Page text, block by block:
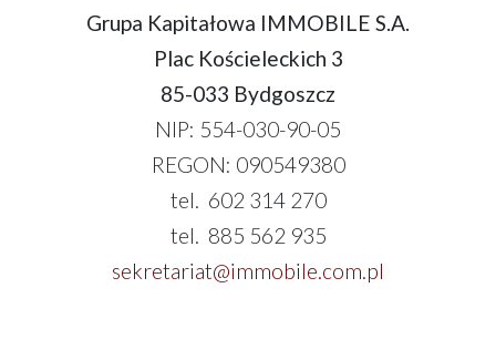
Grupa Kapitałowa IMMOBILE S.A.
Plac Kościeleckich 3
85-033 Bydgoszcz
NIP: 554-030-90-05
REGON: 090549380
tel. 602 314 270
tel. 885 562 935
sekretariat@immobile.com.pl